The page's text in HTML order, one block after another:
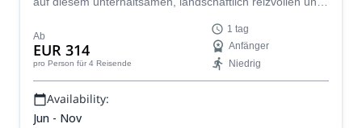
Genießen Sie unterwegs atemberaubende Ausblicke auf
die Ägäis und erfahren Sie ein wenig über die Heimat von
Zeus und der anderen 11 Götter im griechischen
Pantheon!
Ab
EUR 314
pro Person für 4 Reisende
1 tag
Anfänger
Niedrig
Availability:
Jun - Nov